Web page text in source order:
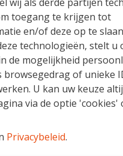
toegang te krijgen tot
en/of deze op te
technologieën, stelt u
de mogelijkheid
browsegedrag of unieke
U kan uw keuze
via de optie 'cookies'
Privacybeleid.
staat u bij met raad en
verkoop, huur of